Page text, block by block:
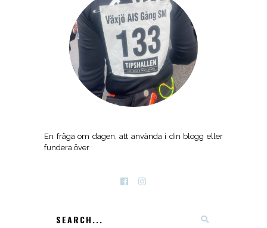
En fråga om dagen, att använda i din blogg eller
fundera över